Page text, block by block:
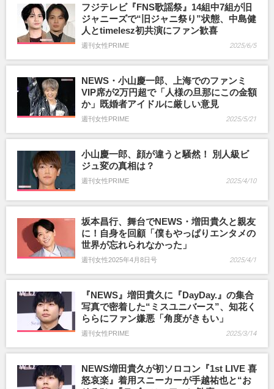
フジテレビ『FNS歌謡祭』14組中7組が旧
ジャニーズで“旧ジャニ祭り”状態、中島健
人とtimelesz初共演にファン歓喜
週刊女性PRIME 2025/6/5
️NEWS・小山慶一郎、上海でのファンミ
VIP席が2万円超で「人様の旦那にこの金額
か」既婚者アイドルに厳しい意見
週刊女性PRIME 2025/5/21
小山慶一郎、顔が違うと騒然！ 別人級ビ
ジュ変の真相は？
週刊女性PRIME 2025/4/10
坂本昌行、舞台でNEWS・増田貴久と親友
に！自身を回顧「僕もやっぱりエンタメの
世界が忘れられなかった」
週刊女性2025年4月8日号 2025/4/1
『NEWS』増田貴久に『DayDay.』の集合
写真で密着した“ミスユニバース”、知花く
ららにファン嫌悪「角度がきもい」
週刊女性PRIME 2025/3/14
NEWS増田貴久が初ソロコン『1st LIVE 喜
怒哀楽』着用スニーカーが手越祐也と“お